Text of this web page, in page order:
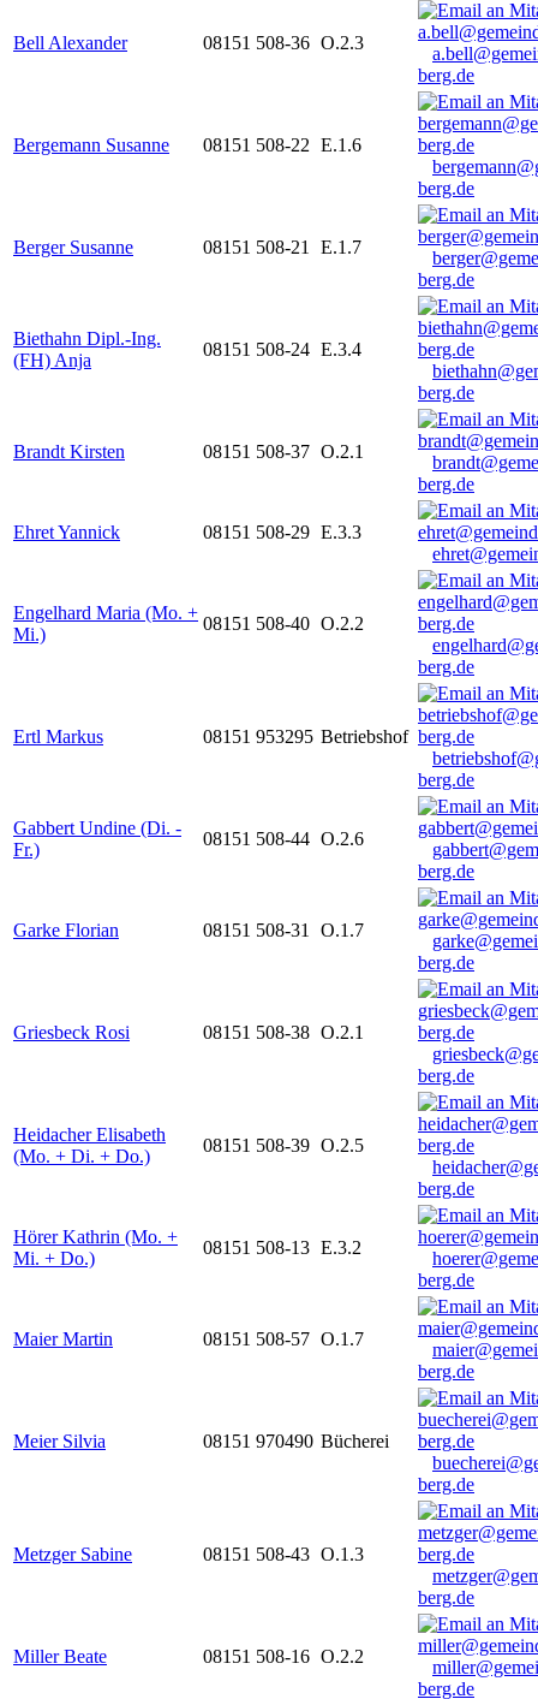
Bell Alexander 08151 508-36 O.2.3
berg.de
Bergemann Susanne 08151 508-22 E.1.6
berg.de
Berger Susanne 08151 508-21 E.1.7
berg.de
Biethahn Dipl.-Ing.
(FH) Anja
08151 508-24 E.3.4
berg.de
Brandt Kirsten 08151 508-37 O.2.1
berg.de
Ehret Yannick 08151 508-29 E.3.3
Engelhard Maria (Mo. +
Mi.)
08151 508-40 O.2.2
berg.de
Ertl Markus 08151 953295 Betriebshof
berg.de
Gabbert Undine (Di. -
Fr.)
08151 508-44 O.2.6
berg.de
Garke Florian 08151 508-31 O.1.7
berg.de
Griesbeck Rosi 08151 508-38 O.2.1
berg.de
Heidacher Elisabeth
(Mo. + Di. + Do.)
08151 508-39 O.2.5
berg.de
Hörer Kathrin (Mo. +
Mi. + Do.)
08151 508-13 E.3.2
berg.de
Maier Martin 08151 508-57 O.1.7
berg.de
Meier Silvia 08151 970490 Bücherei
berg.de
Metzger Sabine 08151 508-43 O.1.3
berg.de
Miller Beate 08151 508-16 O.2.2
berg.de